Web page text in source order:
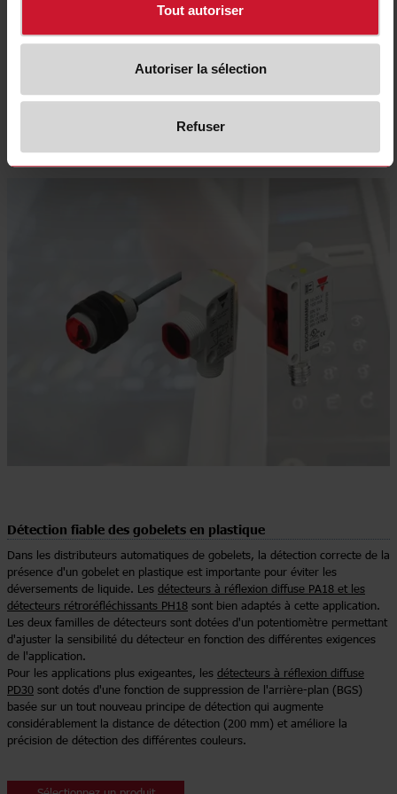
Tout autoriser
Autoriser la sélection
Refuser
livré avec un dissipateur thermique intégré et constitue donc une solution
les fils incandescents, ce qui facilite la conformité à la norme d'application
Détection fiable des gobelets en plastique
Dans les distributeurs automatiques de gobelets, la détection correcte de la
présence d'un gobelet en plastique est importante pour éviter les
déversements de liquide. Les détecteurs à réflexion diffuse PA18 et les
détecteurs rétroréfléchissants PH18 sont bien adaptés à cette application.
Les deux familles de détecteurs sont dotées d'un potentiomètre permettant
d'ajuster la sensibilité du détecteur en fonction des différentes exigences
de l'application.
Pour les applications plus exigeantes, les détecteurs à réflexion diffuse
PD30 sont dotés d'une fonction de suppression de l'arrière-plan (BGS)
basée sur un tout nouveau principe de détection qui augmente
considérablement la distance de détection (200 mm) et améliore la
précision de détection des différentes couleurs.